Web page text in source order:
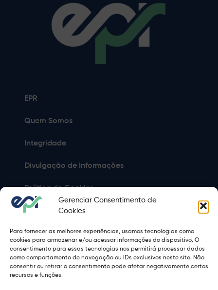
Gerenciar Consentimento de
Cookies
Para fornecer as melhores experiências, usamos tecnologias como
cookies para armazenar e/ou acessar informações do dispositivo. O
consentimento para essas tecnologias nos permitirá processar dados
como comportamento de navegação ou IDs exclusivos neste site. Não
consentir ou retirar o consentimento pode afetar negativamente certos
recursos e funções.
EPR
Quem Somos
Integridade
Divulgação de Informações
Copyright 2021 © 2026 Grupo EPR - Todos Os Direitos
Política de Cookies
Política de Privacidade
Sitemap
Termos de Uso